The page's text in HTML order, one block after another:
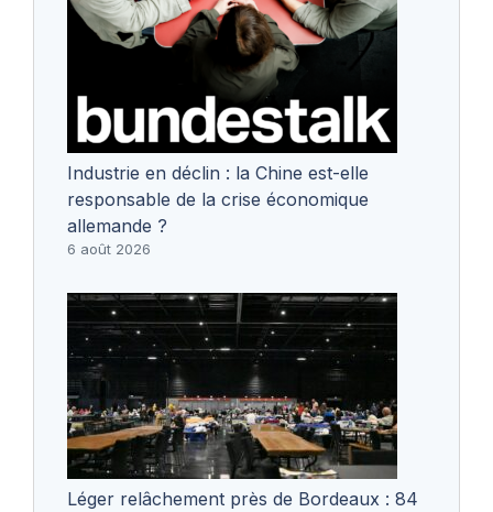
Industrie en déclin : la Chine est-elle
responsable de la crise économique
allemande ?
6 août 2026
Léger relâchement près de Bordeaux : 84